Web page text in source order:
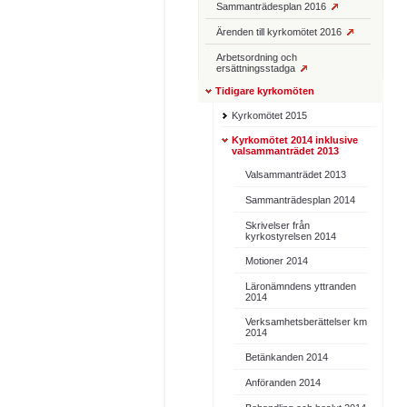
Sammanträdesplan 2016
Ärenden till kyrkomötet 2016
Arbetsordning och
ersättningsstadga
Tidigare kyrkomöten
Kyrkomötet 2015
Kyrkomötet 2014 inklusive
valsammanträdet 2013
Valsammanträdet 2013
Sammanträdesplan 2014
Skrivelser från
kyrkostyrelsen 2014
Motioner 2014
Läronämndens yttranden
2014
Verksamhetsberättelser km
2014
Betänkanden 2014
Anföranden 2014